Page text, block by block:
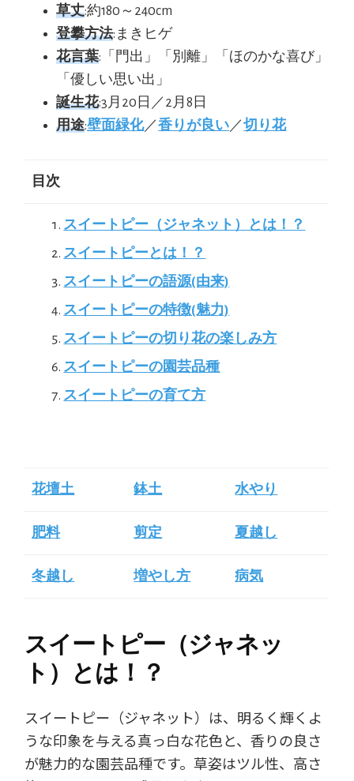
草丈:約180～240cm
登攀方法:まきヒゲ
花言葉:「門出」「別離」「ほのかな喜び」
「優しい思い出」
誕生花:3月20日／2月8日
用途:壁面緑化／香りが良い ／切り花
目次
スイートピー（ジャネット）とは！？
スイートピーとは！？
スイートピーの語源(由来)
スイートピーの特徴(魅力)
スイートピーの切り花の楽しみ方
スイートピーの園芸品種
スイートピーの育て方
花壇土 鉢土 水やり
肥料 剪定 夏越し
冬越し 増やし方 病気
スイートピー（ジャネッ
ト）とは！？
スイートピー（ジャネット）は、明るく輝くよ
うな印象を与える真っ白な花色と、香りの良さ
が魅力的な園芸品種です。草姿はツル性、高さ